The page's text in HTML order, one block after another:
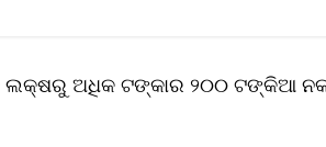
ଲକ୍ଷରୁ ଅଧିକ ଟଙ୍କାର ୨୦୦ ଟଙ୍କିଆ